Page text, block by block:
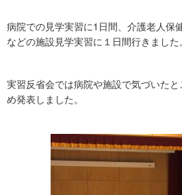
病院での見学実習に1日間、介護老人保
などの施設見学実習に１日間行きました。
実習反省会では病院や施設で気づいた
め発表しました。